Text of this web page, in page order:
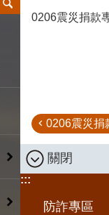
0206震災捐款
0206震災捐
關閉
:::
防詐專區